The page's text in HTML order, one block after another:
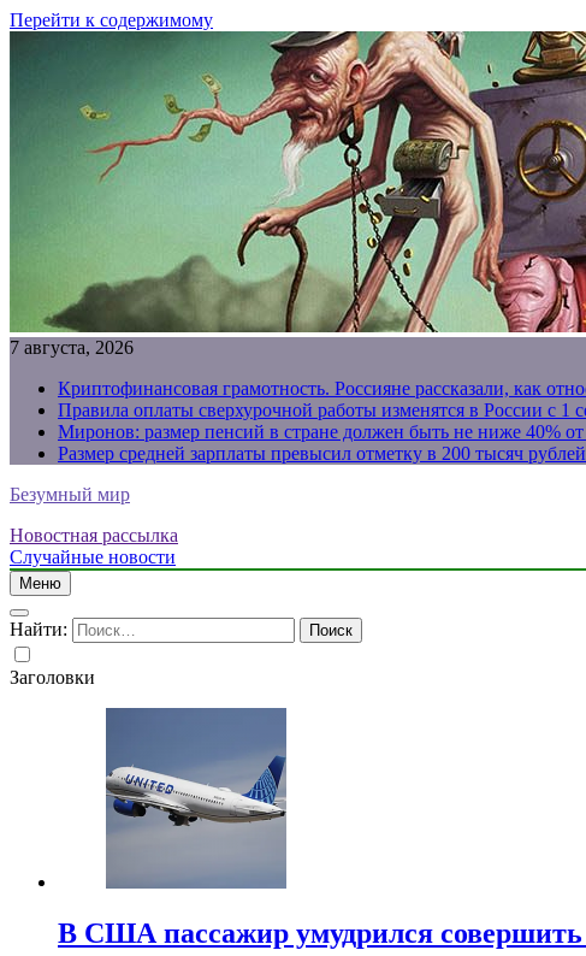
Перейти к содержимому
7 августа, 2026
Криптофинансовая грамотность. Россияне рассказали, как
Правила оплаты сверхурочной работы изменятся в России с 1
Миронов: размер пенсий в стране должен быть не ниже 40% от
Размер средней зарплаты превысил отметку в 200 тысяч
Безумный мир
Новостная рассылка
Случайные новости
Меню
Найти:
Заголовки
В США пассажир умудрился совершить